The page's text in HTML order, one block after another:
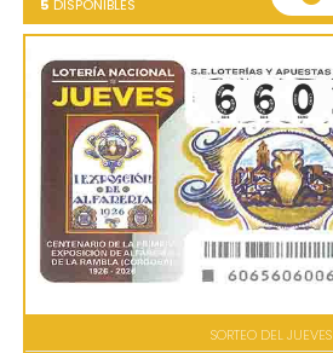
5 DISPONIBLES
SORTEO DEL JUEVES